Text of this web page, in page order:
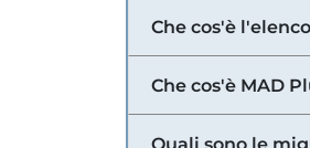
Che cos'è
Che cos'è MAD
Quali sono le